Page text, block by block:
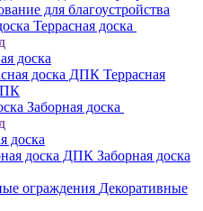
для благоустройства
Террасная доска
доска
Террасная
Заборная доска
доска
Заборная доска
Декоративные